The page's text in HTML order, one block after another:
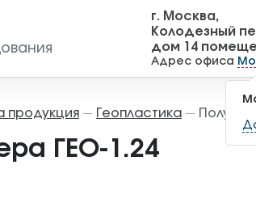
г. Москва,
Колодезный
дом 14
Адрес офиса
продукция — Геопластика —
ГЕО-1.24